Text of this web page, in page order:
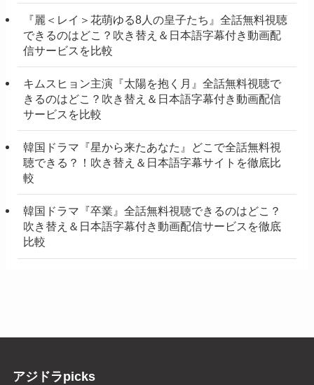
『麗＜レイ＞花萌ゆる8人の皇子たち』全話無料視聴
できるのはどこ？吹き替え＆日本語字幕付き動画配
信サービスを比較
キムスヒョン主演『太陽を抱く月』全話無料視聴で
きるのはどこ？吹き替え＆日本語字幕付き動画配信
サービスを比較
韓国ドラマ『星から来たあなた』どこで全話無料視
聴できる？！吹き替え＆日本語字幕サイトを徹底比
較
韓国ドラマ『卒業』全話無料視聴できるのはどこ？
吹き替え＆日本語字幕付き動画配信サービスを徹底
比較
アジドラpicks